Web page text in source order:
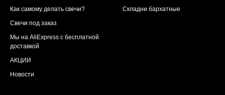
Как самому делать свечи?
Свечи под заказ
Мы на AliExpress с бесплатной
доставкой
АКЦИИ
Новости
Складни бархатные